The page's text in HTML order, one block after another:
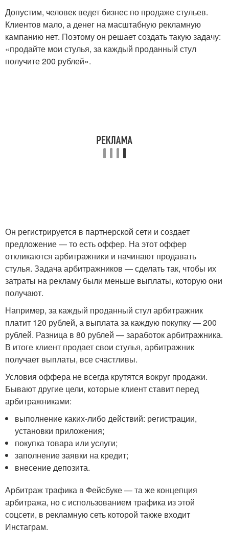
Допустим, человек ведет бизнес по продаже стульев.
Клиентов мало, а денег на масштабную рекламную
кампанию нет. Поэтому он решает создать такую задачу:
«продайте мои стулья, за каждый проданный стул
получите 200 рублей».
Он регистрируется в партнерской сети и создает
предложение — то есть оффер. На этот оффер
откликаются арбитражники и начинают продавать
стулья. Задача арбитражников — сделать так, чтобы их
затраты на рекламу были меньше выплаты, которую они
получают.
Например, за каждый проданный стул арбитражник
платит 120 рублей, а выплата за каждую покупку — 200
рублей. Разница в 80 рублей — заработок арбитражника.
В итоге клиент продает свои стулья, арбитражник
получает выплаты, все счастливы.
Условия оффера не всегда крутятся вокруг продажи.
Бывают другие цели, которые клиент ставит перед
арбитражниками:
выполнение каких-либо действий: регистрации,
установки приложения;
покупка товара или услуги;
заполнение заявки на кредит;
внесение депозита.
Арбитраж трафика в Фейсбуке — та же концепция
арбитража, но с использованием трафика из этой
соцсети, в рекламную сеть которой также входит
Инстаграм.